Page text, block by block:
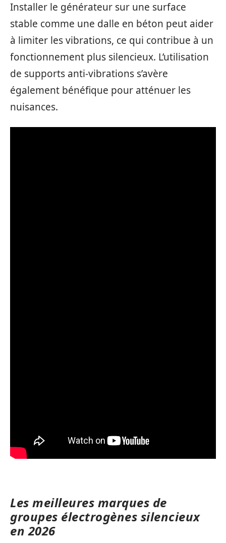
Installer le générateur sur une surface
stable comme une dalle en béton peut aider
à limiter les vibrations, ce qui contribue à un
fonctionnement plus silencieux. L’utilisation
de supports anti-vibrations s’avère
également bénéfique pour atténuer les
nuisances.
Les meilleures marques de
groupes électrogènes silencieux
en 2026